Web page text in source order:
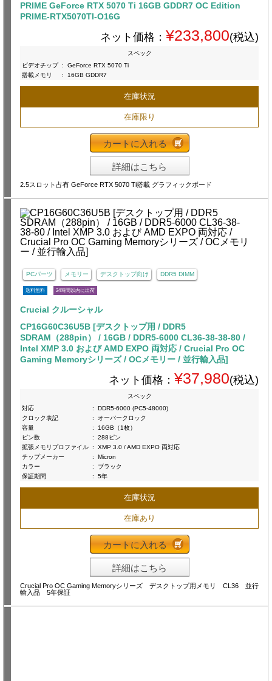
PRIME GeForce RTX 5070 Ti 16GB GDDR7 OC Edition
PRIME-RTX5070TI-O16G
ネット価格： ¥233,800(税込)
スペック
ビデオチップ :
GeForce RTX 5070 Ti
搭載メモリ
: 16GB GDDR7
在庫状況
在庫限り
カートに入れる
詳細はこちら
2.5スロット占有 GeForce RTX 5070 Ti搭載 グラフィックボード
PCパーツ メモリー デスクトップ向け DDR5 DIMM
送料無料 24時間以内に出荷
Crucial クルーシャル
CP16G60C36U5B [デスクトップ用 / DDR5
SDRAM（288pin） / 16GB / DDR5-6000 CL36-38-38-80 /
Intel XMP 3.0 および AMD EXPO 両対応 / Crucial Pro OC
Gaming Memoryシリーズ / OCメモリー / 並行輸入品]
ネット価格： ¥37,980(税込)
スペック
対応
:
DDR5-6000 (PC5-48000)
クロック表記
:
オーバークロック
容量
:
16GB（1枚）
ピン数
:
288ピン
拡張メモリプロファイル :
XMP 3.0 / AMD EXPO 両対応
チップメーカー
:
Micron
カラー
:
ブラック
保証期間
: 5年
在庫状況
在庫あり
カートに入れる
詳細はこちら
Crucial Pro OC Gaming Memoryシリーズ デスクトップ用メモリ CL36 並行
輸入品 5年保証